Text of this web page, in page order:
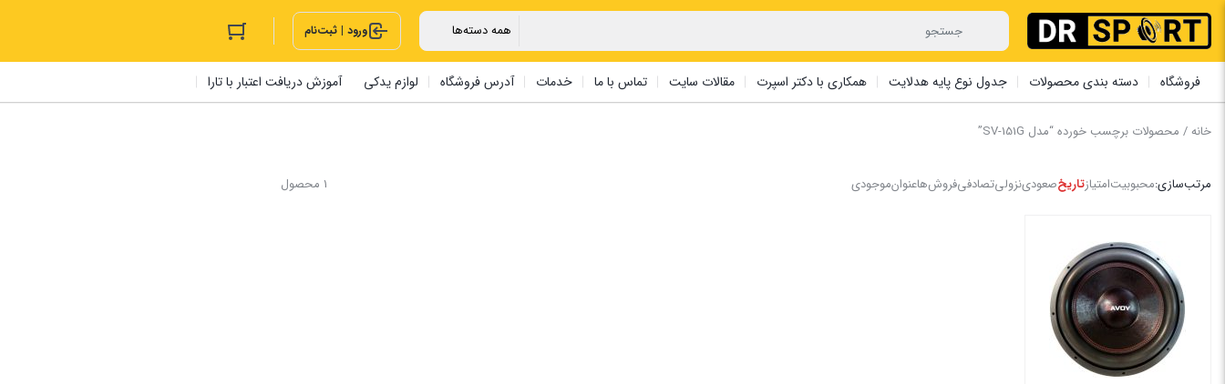
ورود | ثبت‌نام
فروشگاه دسته بندی محصولات جدول نوع پایه هدلایت همکاری با دکتر اسپرت مقالات سایت تماس با ما خدمات آدرس فروشگاه لوازم یدکی آموزش دریافت اعتبار با تارا
خانه/ محصولات برچسب خورده “مدل SV-151G”
1 محصول مرتب‌سازی:محبوبیتامتیازتاریخصعودینزولیتصادفیفروش‌هاعنوانموجودی